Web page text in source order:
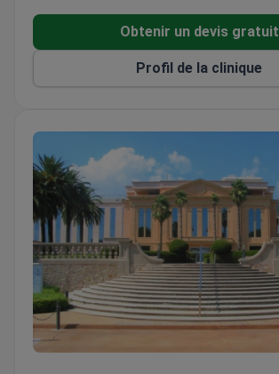
Obtenir un devis gratuit
Profil de la clinique